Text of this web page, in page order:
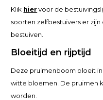
Klik hiervoor de
soorten zelfbestuivers er
bestuiven.
Bloeitijd en rijptijd
Deze pruimenboom bloeit
witte bloemen. De pruimen
worden.